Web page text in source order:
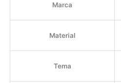
Marca
Material
Tema